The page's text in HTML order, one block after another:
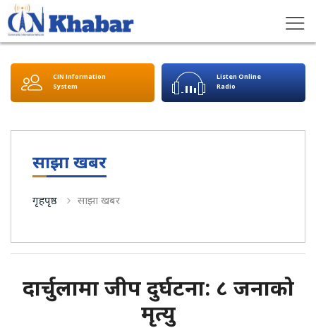
CIN Information
System
Listen Online
Radio
साझा खबर
गृहपृष्ठ साझा खबर
दार्चुलामा जीप दुर्घटना: ८ जनाको
मृत्यु